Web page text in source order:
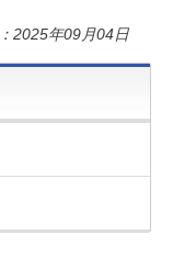
2025年09月04日